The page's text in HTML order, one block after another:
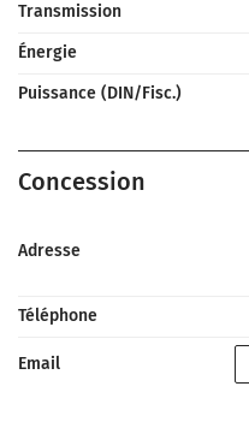
Transmission
Énergie
Puissance (DIN/Fisc.)
Concession
Adresse
Téléphone
Email